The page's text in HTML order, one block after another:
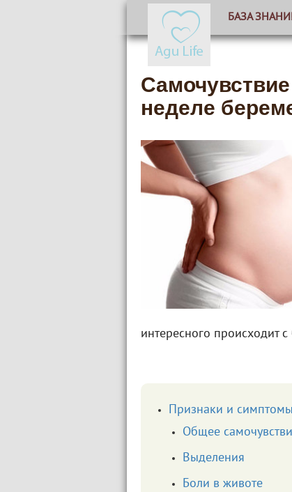
БАЗА
неделе
интересного происходит
Признаки и
Общее
Выделения
Боли в животе